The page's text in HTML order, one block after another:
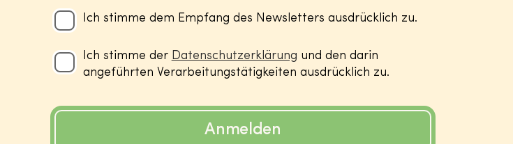
Ich stimme dem Empfang des Newsletters ausdrücklich zu.
Ich stimme der Datenschutzerklärung und den darin
angeführten Verarbeitungstätigkeiten ausdrücklich zu.
Anmelden